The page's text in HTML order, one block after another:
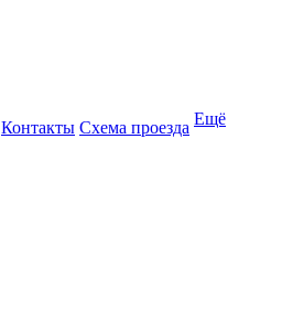
Контакты Схема проезда Ещё